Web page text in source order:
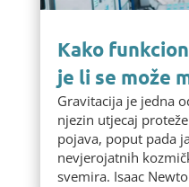
Kako
je li se može
Gravitacija je jedna
njezin utjecaj
pojava, poput pada
nevjerojatnih
svemira. Isaac